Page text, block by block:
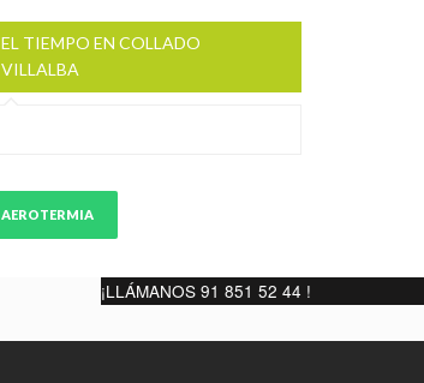
EL TIEMPO EN COLLADO
VILLALBA
AEROTERMIA
¡LLÁMANOS 91 851 52 44 !